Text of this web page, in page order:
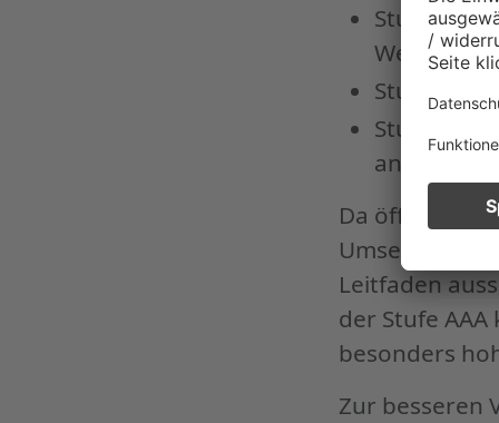
Stufe A
Stufe AA
Stufe AAA
an
Da öffentliche
Umsetzung
Leitfaden
der Stufe
besonders
Zur besseren